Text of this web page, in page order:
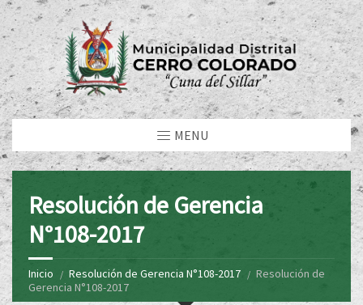
MENU
Resolución de Gerencia
N°108-2017
Inicio Resolución de Gerencia N°108-2017
Resolución de
Gerencia N°108-2017